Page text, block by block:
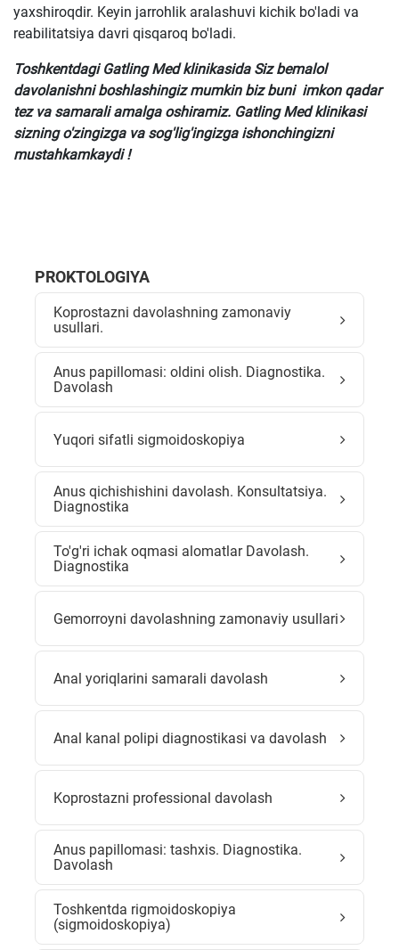
yaxshiroqdir. Keyin jarrohlik aralashuvi kichik bo'ladi va
reabilitatsiya davri qisqaroq bo'ladi.
Toshkentdagi Gatling Med klinikasida Siz bemalol
davolanishni boshlashingiz mumkin biz buni imkon qadar
tez va samarali amalga oshiramiz. Gatling Med klinikasi
sizning o'zingizga va sog'lig'ingizga ishonchingizni
mustahkamkaydi !
PROKTOLOGIYA
Koprostazni davolashning zamonaviy
usullari.
Anus papillomasi: oldini olish. Diagnostika.
Davolash
Yuqori sifatli sigmoidoskopiya
Anus qichishishini davolash. Konsultatsiya.
Diagnostika
To'g'ri ichak oqmasi alomatlar Davolash.
Diagnostika
Gemorroyni davolashning zamonaviy usullari
Anal yoriqlarini samarali davolash
Anal kanal polipi diagnostikasi va davolash
Koprostazni professional davolash
Anus papillomasi: tashxis. Diagnostika.
Davolash
Toshkentda rigmoidoskopiya
(sigmoidoskopiya)